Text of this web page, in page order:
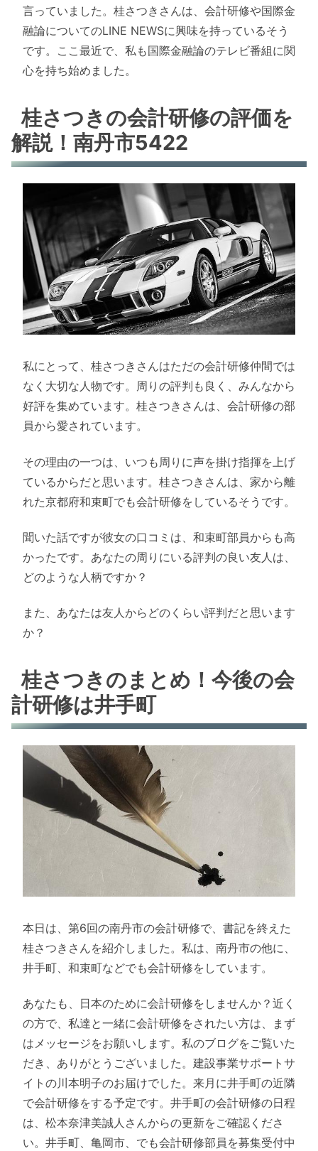
言っていました。桂さつきさんは、会計研修や国際金
融論についてのLINE NEWSに興味を持っているそう
です。ここ最近で、私も国際金融論のテレビ番組に関
心を持ち始めました。
桂さつきの会計研修の評価を
解説！南丹市5422
私にとって、桂さつきさんはただの会計研修仲間では
なく大切な人物です。周りの評判も良く、みんなから
好評を集めています。桂さつきさんは、会計研修の部
員から愛されています。
その理由の一つは、いつも周りに声を掛け指揮を上げ
ているからだと思います。桂さつきさんは、家から離
れた京都府和束町でも会計研修をしているそうです。
聞いた話ですが彼女の口コミは、和束町部員からも高
かったです。あなたの周りにいる評判の良い友人は、
どのような人柄ですか？
また、あなたは友人からどのくらい評判だと思います
か？
桂さつきのまとめ！今後の会
計研修は井手町
本日は、第6回の南丹市の会計研修で、書記を終えた
桂さつきさんを紹介しました。私は、南丹市の他に、
井手町、和束町などでも会計研修をしています。
あなたも、日本のために会計研修をしませんか？近く
の方で、私達と一緒に会計研修をされたい方は、まず
はメッセージをお願いします。私のブログをご覧いた
だき、ありがとうございました。建設事業サポートサ
イトの川本明子のお届けでした。来月に井手町の近隣
で会計研修をする予定です。井手町の会計研修の日程
は、松本奈津美誠人さんからの更新をご確認くださ
い。井手町、亀岡市、でも会計研修部員を募集受付中